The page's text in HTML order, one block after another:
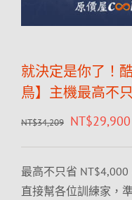
就決定是你了！
鳥】主機最高不
NT$34,209 NT$29,900
最高不只省
直接幫各位訓練家，